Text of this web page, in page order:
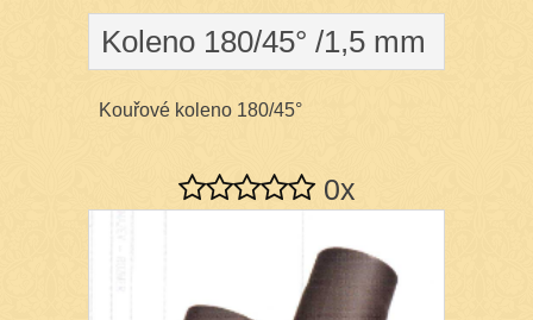
Koleno 180/45° /1,5 mm
Kouřové koleno 180/45°
0x